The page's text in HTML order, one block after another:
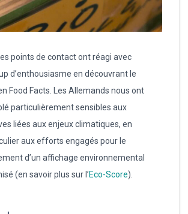
points de contact ont réagi avec
d’enthousiasme en découvrant le
Food Facts. Les Allemands nous ont
particulièrement sensibles aux
liées aux enjeux climatiques, en
aux efforts engagés pour le
d’un affichage environnemental
(en savoir plus sur l’Eco-Score).